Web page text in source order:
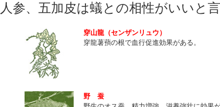
人参、五加皮は蟻との相性がいいと
穿山龍（センザンリュウ）
穿龍薯蕷の根で血行促進効果がある。
野 蚕